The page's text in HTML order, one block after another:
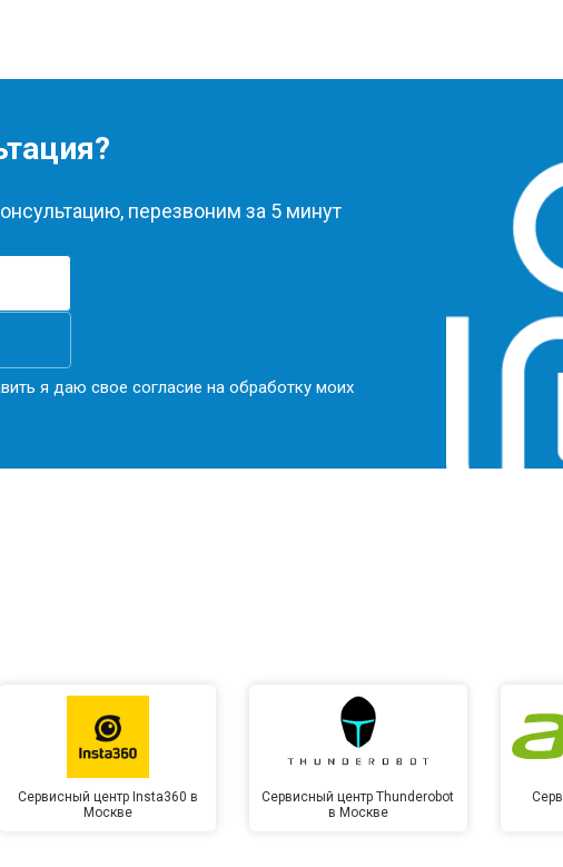
перезвоним за 5 минут
я даю свое согласие на обработку моих
Сервисный центр Insta360 в
Москве
Сервисный центр Thunderobot
в Москве